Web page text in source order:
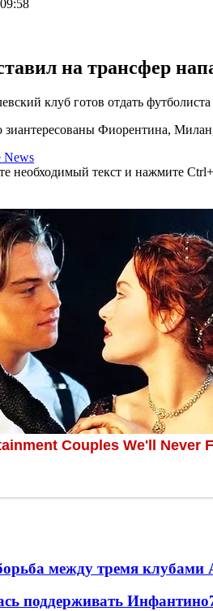
на трансфер
клуб готов отдать
зиантересованы Фиорентина,
News
необходимый текст и нажмите
между тремя
поддерживать Инфантино